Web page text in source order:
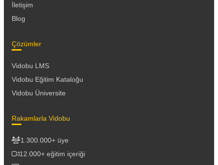
İletişim
Blog
Çözümler
Vidobu LMS
Vidobu Eğitim Kataloğu
Vidobu Üniversite
Rakamlarla Vidobu
1.300.000+ üye
12.000+ eğitim içeriği